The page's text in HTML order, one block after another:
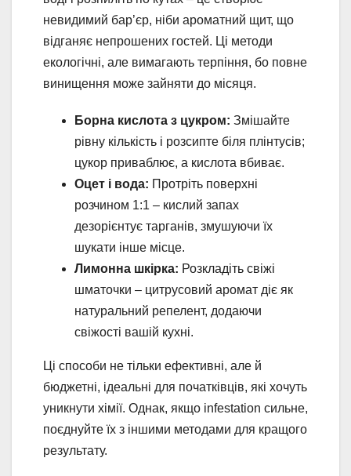
невидимий бар’єр, ніби ароматний щит, що
відганяє непрошених гостей. Ці методи
екологічні, але вимагають терпіння, бо повне
винищення може зайняти до місяця.
Борна кислота з цукром: Змішайте
рівну кількість і розсипте біля плінтусів;
цукор приваблює, а кислота вбиває.
Оцет і вода: Протріть поверхні
розчином 1:1 – кислий запах
дезорієнтує тарганів, змушуючи їх
шукати інше місце.
Лимонна шкірка: Розкладіть свіжі
шматочки – цитрусовий аромат діє як
натуральний репелент, додаючи
свіжості вашій кухні.
Ці способи не тільки ефективні, але й
бюджетні, ідеальні для початківців, які хочуть
уникнути хімії. Однак, якщо infestation сильне,
поєднуйте їх з іншими методами для кращого
результату.